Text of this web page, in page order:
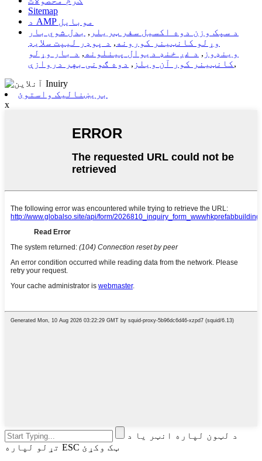
Sitemap
د AMP موبایل
د سپک وزن دوه اکسیل سفر ټریلر , بدل شوي بار
وړلو کانټینر کورونه , د پوډر لیپت سلایډ
وینډوز , د غږ خنډ دیوال پینلونه , د بار وړلو
کانټینر کور آن ویلز , دوه ګونی بهر دروازې ,
بریښنالیک واستوئ
x
د لټون لپاره انټر یا د
تړلو لپاره ESC ټک وکړئ